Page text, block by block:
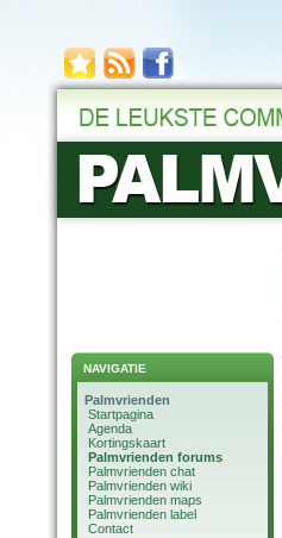
NAVIGATIE
Palmvrienden
Startpagina
Agenda
Kortingskaart
Palmvrienden forums
Palmvrienden chat
Palmvrienden wiki
Palmvrienden maps
Palmvrienden label
Contact